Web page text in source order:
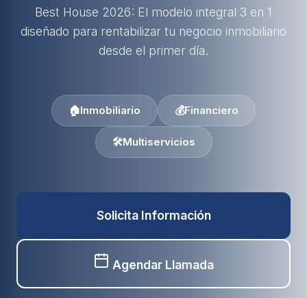
Best House 2026: El modelo integral 3 en 1
diseñado para rentabilizar tu negocio inmobiliario
desde el primer día.
🏠Inmobiliario 💰Financiero
🛠️Multiservicios
Solicita Información
Agendar Llamada